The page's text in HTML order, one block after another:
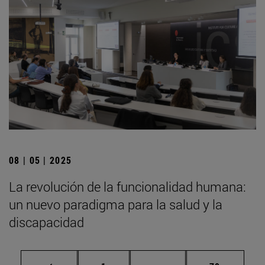
08 | 05 | 2025
La revolución de la funcionalidad humana:
un nuevo paradigma para la salud y la
discapacidad